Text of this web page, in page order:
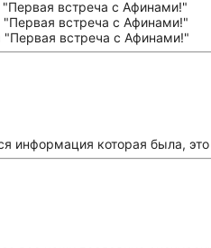
информация которая была,